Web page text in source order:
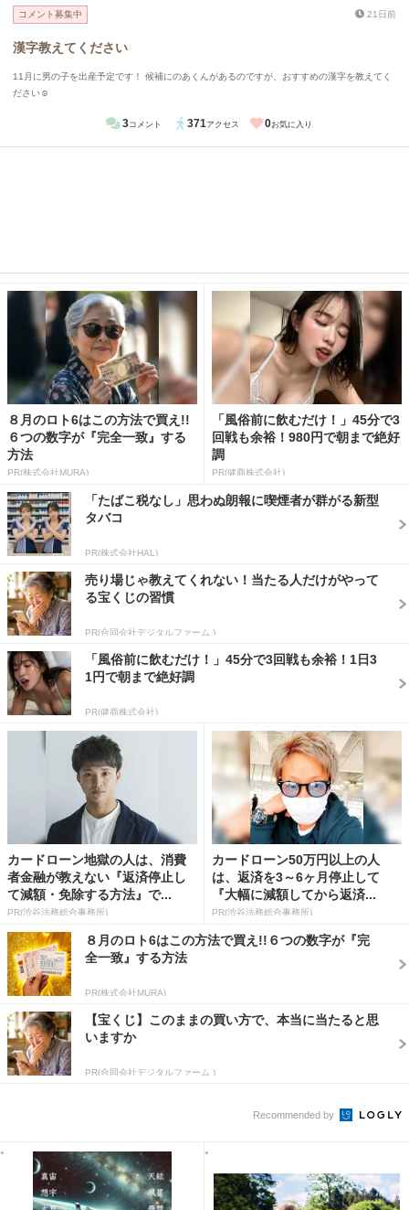
コメント募集中 21日前
漢字教えてください
11月に男の子を出産予定です！ 候補にのあくんがあるのですが、おすすめの漢字を教えてく
ださい☺︎
3コメント 371 アクセス 0お気に入り
８月のロト6はこの方法で買え!!
６つの数字が『完全一致』する
方法
PR(株式会社MURA)
「風俗前に飲むだけ！」45分で3
回戦も余裕！980円で朝まで絶好
調
PR(健商株式会社)
「たばこ税なし」思わぬ朗報に喫煙者が群がる新型
タバコ
PR(株式会社HAL)
売り場じゃ教えてくれない！当たる人だけがやって
る宝くじの習慣
PR(合同会社デジタルファーム )
「風俗前に飲むだけ！」45分で3回戦も余裕！1日3
1円で朝まで絶好調
PR(健商株式会社)
カードローン地獄の人は、消費
者金融が教えない『返済停止し
て減額・免除する方法』で...
PR(渋谷法務総合事務所)
カードローン50万円以上の人
は、返済を3～6ヶ月停止して
『大幅に減額してから返済...
PR(渋谷法務総合事務所)
８月のロト6はこの方法で買え!!６つの数字が『完
全一致』する方法
PR(株式会社MURA)
【宝くじ】このままの買い方で、本当に当たると思
いますか
PR(合同会社デジタルファーム )
Recommended by